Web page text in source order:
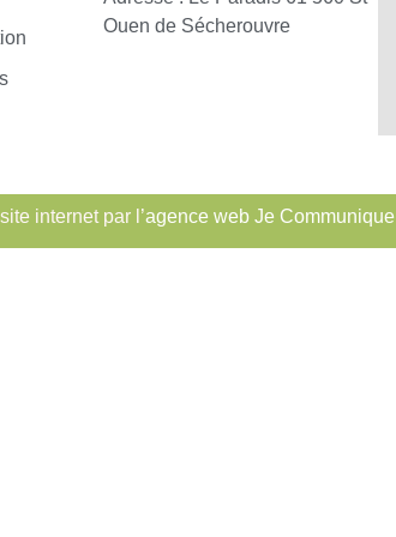
Ouen de Sécherouvre
internet par l’agence web Je Communique